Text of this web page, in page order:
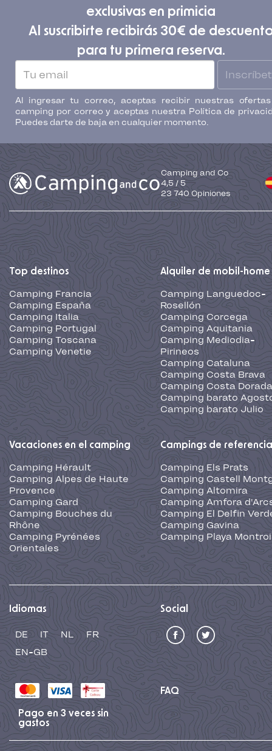
exclusivas en primicia
Al suscribirte recibirás 30€ de
para tu primera reserva.
Al ingresar tu correo, aceptas recibir nuestras
camping por correo y aceptas nuestra Política de
Puedes darte de baja en cualquier momento.
Camping and Co
4,5 / 5
23 740 Opiniones
Top destinos
Camping Francia
Camping España
Camping Italia
Camping Portugal
Camping Toscana
Camping Venetie
Alquiler de mobil-home
Camping Languedoc-
Rosellón
Camping Corcega
Camping Aquitania
Camping Mediodia-
Pirineos
Camping Cataluna
Camping Costa Brava
Camping Costa Dorada
Camping barato
Camping barato Julio
Vacaciones en el camping
Camping Hérault
Camping Alpes de Haute
Provence
Camping Gard
Camping Bouches du
Rhône
Camping Pyrénées
Orientales
Campings de referencia
Camping Els Prats
Camping Castell
Camping Altomira
Camping Amfora
Camping El Delfin
Camping Gavina
Camping Playa
Idiomas
DE IT NL
FR
EN-GB
Social
FAQ
Pago en 3 veces sin
gastos